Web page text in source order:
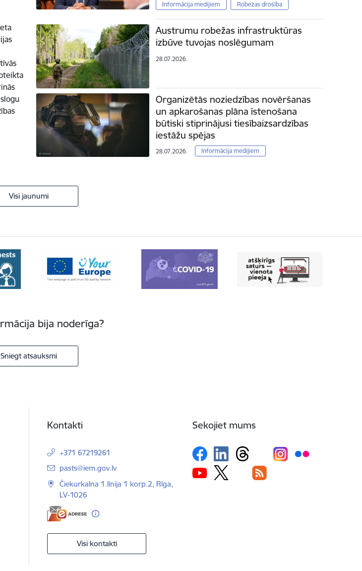
Informācija medijiem
Robežas drošība
Austrumu robežas infrastruktūras
izbūve tuvojas noslēgumam
28.07.2026.
Organizētās noziedzības novēršanas
un apkarošanas plāna īstenošana
būtiski stiprinājusi tiesībaizsardzības
iestāžu spējas
28.07.2026. Informācija medijiem
Visi jaunumi
bija noderīga?
Sniegt atsauksmi
Kontakti
+371 67219261
E-pasts:
pasts@iem.gov.lv
Čiekurkalna 1.līnija 1 korp.2, Rīga,
LV-1026
Visi kontakti
Sekojiet mums